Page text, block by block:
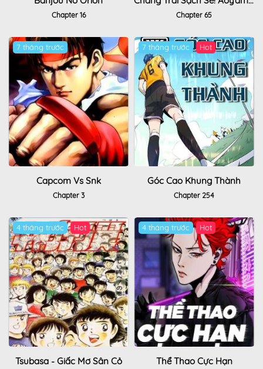
Chapter 16 Chapter 65
7 tháng trước
Capcom Vs Snk
Chapter 3
7 tháng trước Hot
Góc Cao Khung Thành
Chapter 254
4 tháng trước Hot
Tsubasa - Giấc Mơ Sân Cỏ
4 tháng trước Hot
Thể Thao Cực Hạn